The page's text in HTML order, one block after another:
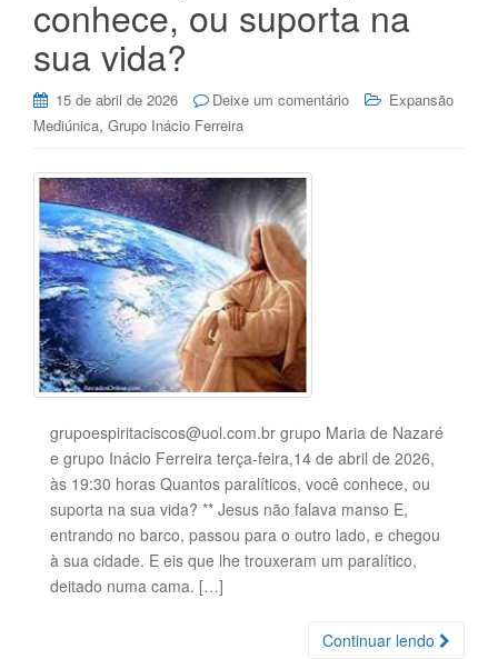
conhece, ou suporta na
sua vida?
15 de abril de 2026 Deixe um comentário
Expansão
Mediúnica, Grupo Inácio Ferreira
grupoespiritaciscos@uol.com.br grupo Maria de Nazaré
e grupo Inácio Ferreira terça-feira,14 de abril de 2026,
às 19:30 horas Quantos paralíticos, você conhece, ou
suporta na sua vida? ** Jesus não falava manso E,
entrando no barco, passou para o outro lado, e chegou
à sua cidade. E eis que lhe trouxeram um paralítico,
deitado numa cama. […]
Continuar lendo